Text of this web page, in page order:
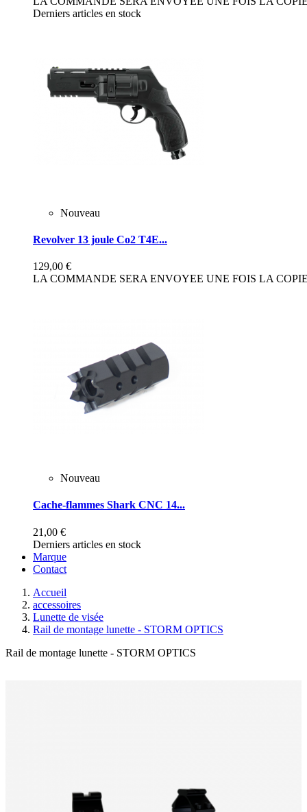
Derniers articles en stock
Nouveau
Revolver 13 joule Co2 T4E...
129,00 €
LA COMMANDE SERA ENVOYEE UNE FOIS LA
Nouveau
Cache-flammes Shark CNC 14...
21,00 €
Derniers articles en stock
Marque
Contact
Accueil
accessoires
Lunette de visée
Rail de montage lunette - STORM OPTICS
Rail de montage lunette - STORM OPTICS